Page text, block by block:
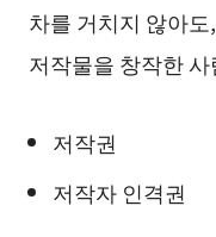
차를 거치지 않아
저작물을 창작한
저작권
저작자 인격권